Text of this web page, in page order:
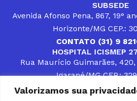
Valorizamos sua
SUBSEDE
Avenida Afonso Pena, 867, 19°
Horizonte/MG CEP.:
CONTATO (31) 9
HOSPITAL ICISMEP
Rua Maurício Guimarães,
Igarapé/MG CEP.:
CONTATOS (31) 3512-4400
DESENVOLVER SOLUÇÕES,